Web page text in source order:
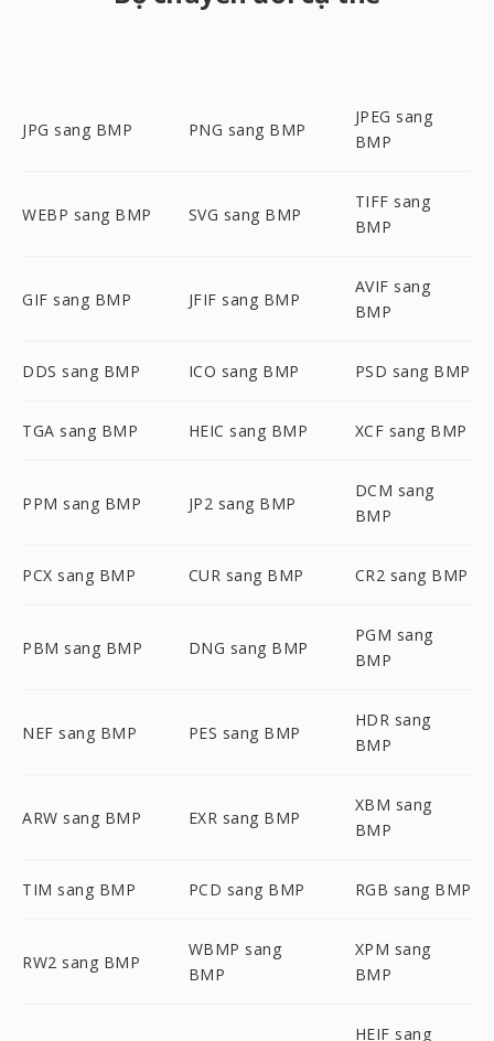
JPG sang BMP PNG sang BMP
JPEG sang
BMP
WEBP sang BMP SVG sang BMP
TIFF sang
BMP
GIF sang BMP JFIF sang BMP
AVIF sang
BMP
DDS sang BMP ICO sang BMP PSD sang BMP
TGA sang BMP HEIC sang BMP XCF sang BMP
PPM sang BMP JP2 sang BMP
DCM sang
BMP
PCX sang BMP CUR sang BMP CR2 sang BMP
PBM sang BMP DNG sang BMP
PGM sang
BMP
NEF sang BMP PES sang BMP
HDR sang
BMP
ARW sang BMP EXR sang BMP
XBM sang
BMP
TIM sang BMP PCD sang BMP RGB sang BMP
RW2 sang BMP
WBMP sang
BMP
XPM sang
BMP
HEIF sang